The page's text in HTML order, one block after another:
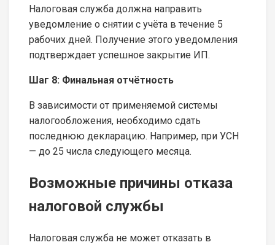
Налоговая служба должна направить
уведомление о снятии с учёта в течение 5
рабочих дней. Получение этого уведомления
подтверждает успешное закрытие ИП.
Шаг 8: Финальная отчётность
В зависимости от применяемой системы
налогообложения, необходимо сдать
последнюю декларацию. Например, при УСН
— до 25 числа следующего месяца.
Возможные причины отказа
налоговой службы
Налоговая служба не может отказать в